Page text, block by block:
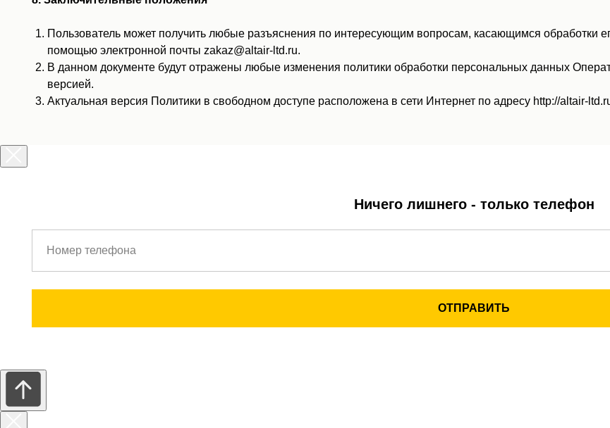
Пользователь может получить любые разъяснения по интересующим вопросам, касающимся обработки
помощью электронной почты zakaz@altair-ltd.ru.
В данном документе будут отражены любые изменения политики обработки персональных данных
версией.
Актуальная версия Политики в свободном доступе расположена в сети Интернет по адресу http://altair-
Ничего лишнего - только телефон
ОТПРАВИТЬ